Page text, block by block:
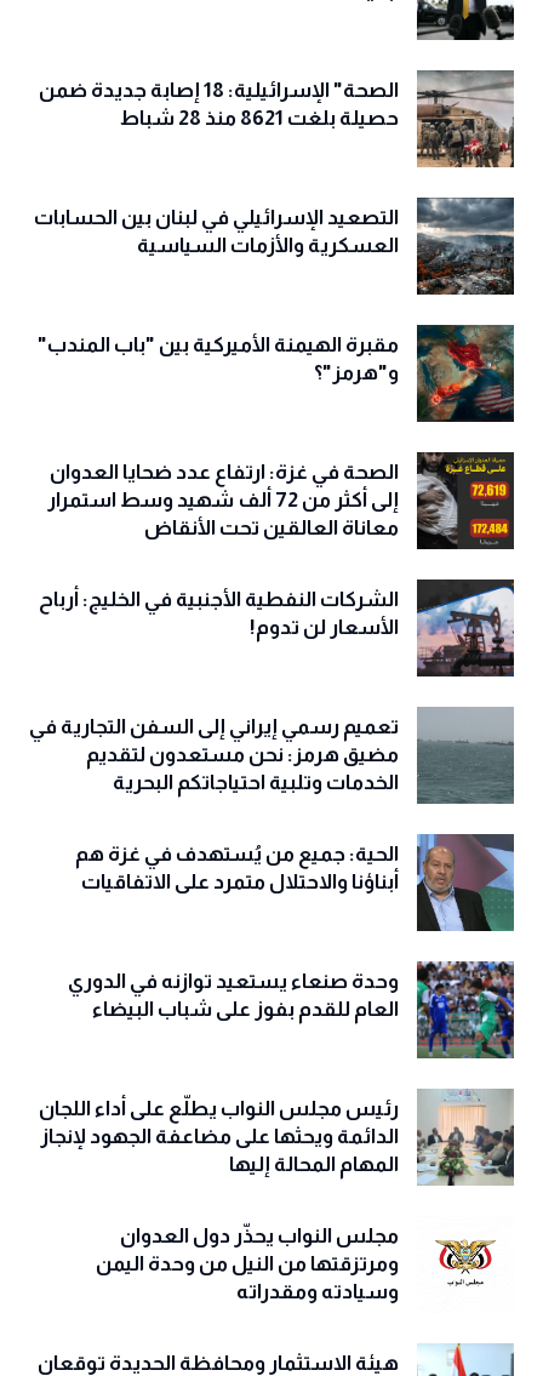
الصحة" الإسرائيلية: 18 إصابة جديدة ضمن
حصيلة بلغت 8621 منذ 28 شباط
التصعيد الإسرائيلي في لبنان بين الحسابات
العسكرية والأزمات السياسية
مقبرة الهيمنة الأميركية بين "باب المندب"
و"هرمز"؟
الصحة في غزة: ارتفاع عدد ضحايا العدوان
إلى أكثر من 72 ألف شهيد وسط استمرار
معاناة العالقين تحت الأنقاض
الشركات النفطية الأجنبية في الخليج: أرباح
الأسعار لن تدوم!
تعميم رسمي إيراني إلى السفن التجارية في
مضيق هرمز: نحن مستعدون لتقديم
الخدمات وتلبية احتياجاتكم البحرية
الحية: جميع من يُستهدف في غزة هم
أبناؤنا والاحتلال متمرد على الاتفاقيات
وحدة صنعاء يستعيد توازنه في الدوري
العام للقدم بفوز على شباب البيضاء
رئيس مجلس النواب يطلّع على أداء اللجان
الدائمة ويحثها على مضاعفة الجهود لإنجاز
المهام المحالة إليها
مجلس النواب يحذّّر دول العدوان
ومرتزقتها من النيل من وحدة اليمن
وسيادته ومقدراته
هيئة الاستثمار ومحافظة الحديدة توقعان